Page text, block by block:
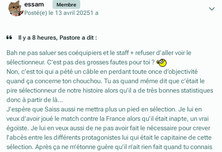
essam Membre
Posté(e) le 13 avril 20251 a
Il y a 8 heures, Pastore a dit :
Bah ne pas saluer ses coéquipiers et le staff + refuser d’aller voir le
sélectionneur. C’est pas des grosses fautes pour toi ?
Non, c’est toi qui a pété un câble en perdant toute once d’objectivité
quand ça concerne ton chouchou. Tu as quand même dit que c’était le
pire sélectionneur de notre histoire alors qu’il a de très bonnes statistiques
donc à partir de là…
J’espère que Saiss aussi ne mettra plus un pied en sélection. Je lui en
veux d’avoir joué le match contre la France alors qu’il était inapte, un vrai
égoïste. Je lui en veux aussi de ne pas avoir fait le nécessaire pour crever
l'abcès entre les différents protagonistes lui qui était le capitaine de cette
sélection. Après ça ne m’étonne guère qu’il n’ait rien fait quand tu connais